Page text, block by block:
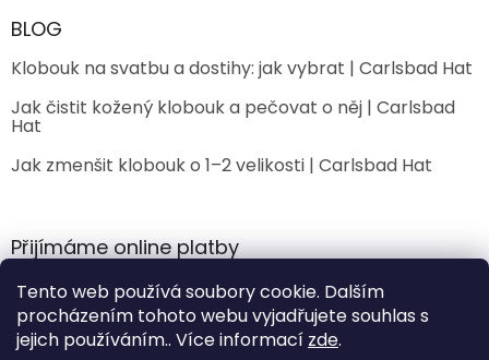
Tento web používá soubory cookie. Dalším
procházením tohoto webu vyjadřujete souhlas s
jejich používáním.. Více informací zde.
BLOG
Klobouk na svatbu a dostihy: jak vybrat | Carlsbad Hat
Jak čistit kožený klobouk a pečovat o něj | Carlsbad
Hat
Jak zmenšit klobouk o 1–2 velikosti | Carlsbad Hat
Přijímáme online platby